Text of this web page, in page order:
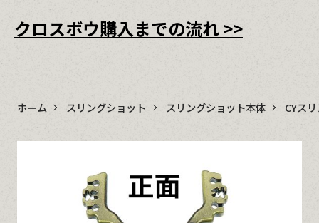
クロスボウ購入までの流れ >>
ホーム スリングショット スリングショット本体 CYス